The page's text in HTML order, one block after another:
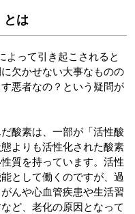
とは
よって引き起こされると
欠かせない大事なものの
悪者なの？という疑問が
酸素は、一部が「活性酸
よりも活性化された酸素
質を持っています。活性
として働くのですが、過
んや心血管疾患や生活習
ど、老化の原因となって